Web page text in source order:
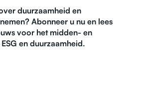
duurzaamheid en
Abonneer u nu en lees
voor het midden- en
en duurzaamheid.